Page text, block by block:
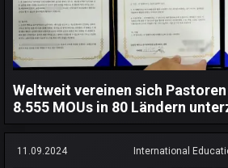
Weltweit vereinen sich
8.555 MOUs in 80 Ländern
11.09.2024 International